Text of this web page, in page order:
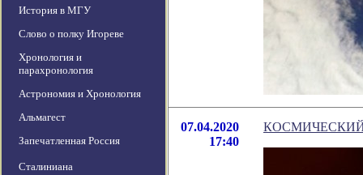
История в МГУ
Слово о полку Игореве
Хронология и
парахронология
Астрономия и Хронология
Альмагест
Запечатленная Россия
Сталиниана
07.04.2020
17:40